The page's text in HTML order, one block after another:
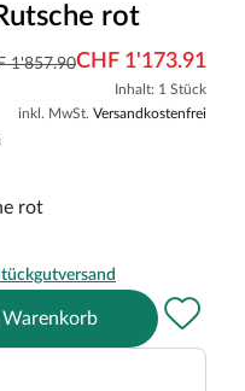
rot
1'857.90CHF 1'173.91
Inhalt: 1 Stück
inkl. MwSt. Versandkostenfrei
rot
Warenkorb